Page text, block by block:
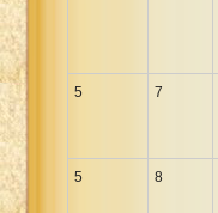
5 7
5 8